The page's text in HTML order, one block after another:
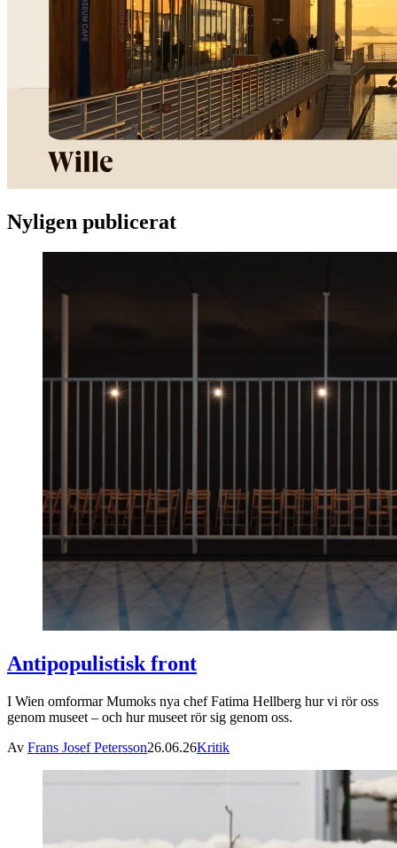
Nyligen publicerat
Antipopulistisk front
I Wien omformar Mumoks nya chef Fatima Hellberg hur vi rör oss
genom museet – och hur museet rör sig genom oss.
Av Frans Josef Petersson26.06.26Kritik